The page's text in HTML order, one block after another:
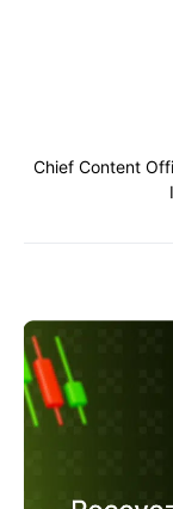
Chief Content